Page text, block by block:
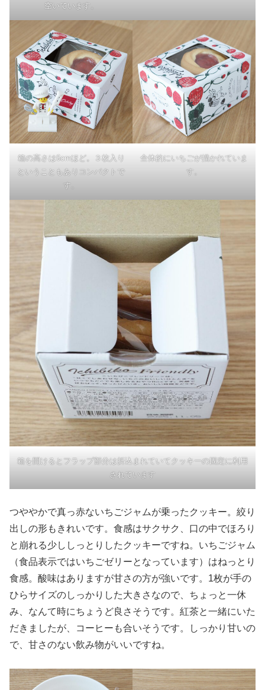
空いています。
箱の高さは6cmほど。３枚入り
ということもありコンパクトで
す。
全体的にいちごが描かれていま
す。
箱を開けるとフラップ部分は折込まれていてクッキーの固定に利用
されています
つややかで真っ赤ないちごジャムが乗ったクッキー。絞り
出しの形もきれいです。食感はサクサク、口の中でほろり
と崩れる少ししっとりしたクッキーですね。いちごジャム
（食品表示ではいちごゼリーとなっています）はねっとり
食感。酸味はありますが甘さの方が強いです。1枚が手の
ひらサイズのしっかりした大きさなので、ちょっと一休
み、なんて時にちょうど良さそうです。紅茶と一緒にいた
だきましたが、コーヒーも合いそうです。しっかり甘いの
で、甘さのない飲み物がいいですね。